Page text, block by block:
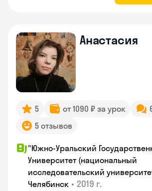
Анастасия
5 от 1090 ₽ за урок
5 отзывов
"Южно-Уральский
Университет (национальный
исследовательский
Челябинск • 2019 г.